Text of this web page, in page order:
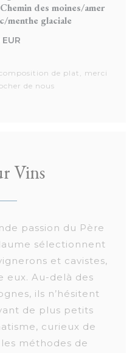
des moines/amer
menthe glaciale
de plat, merci
de nous
Vins
passion du Père
sélectionnent
et cavistes,
eux. Au-delà des
ils n’hésitent
de plus petits
curieux de
méthodes de